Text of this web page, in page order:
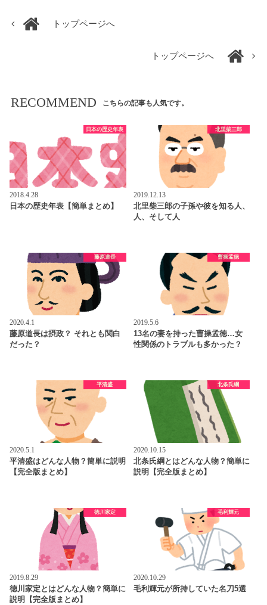
トップページへ
トップページへ
RECOMMEND こちらの記事も人気です。
日本の歴史年表
2018.4.28
日本の歴史年表【簡単まとめ】
北里柴三郎
2019.12.13
北里柴三郎の子孫や彼を知る人、
人、そして人
藤原道長
2020.4.1
藤原道長は摂政？ それとも関白
だった？
曹操孟徳
2019.5.6
13名の妻を持った曹操孟徳…女
性関係のトラブルも多かった？
平清盛
2020.5.1
平清盛はどんな人物？簡単に説明
【完全版まとめ】
北条氏綱
2020.10.15
北条氏綱とはどんな人物？簡単に
説明【完全版まとめ】
徳川家定
2019.8.29
徳川家定とはどんな人物？簡単に
説明【完全版まとめ】
毛利輝元
2020.10.29
毛利輝元が所持していた名刀5選